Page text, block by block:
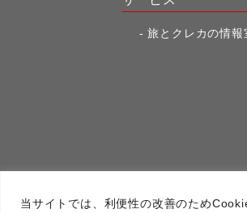
当サイトでは、利便性の改善のため
旅とクレカの情
アーク